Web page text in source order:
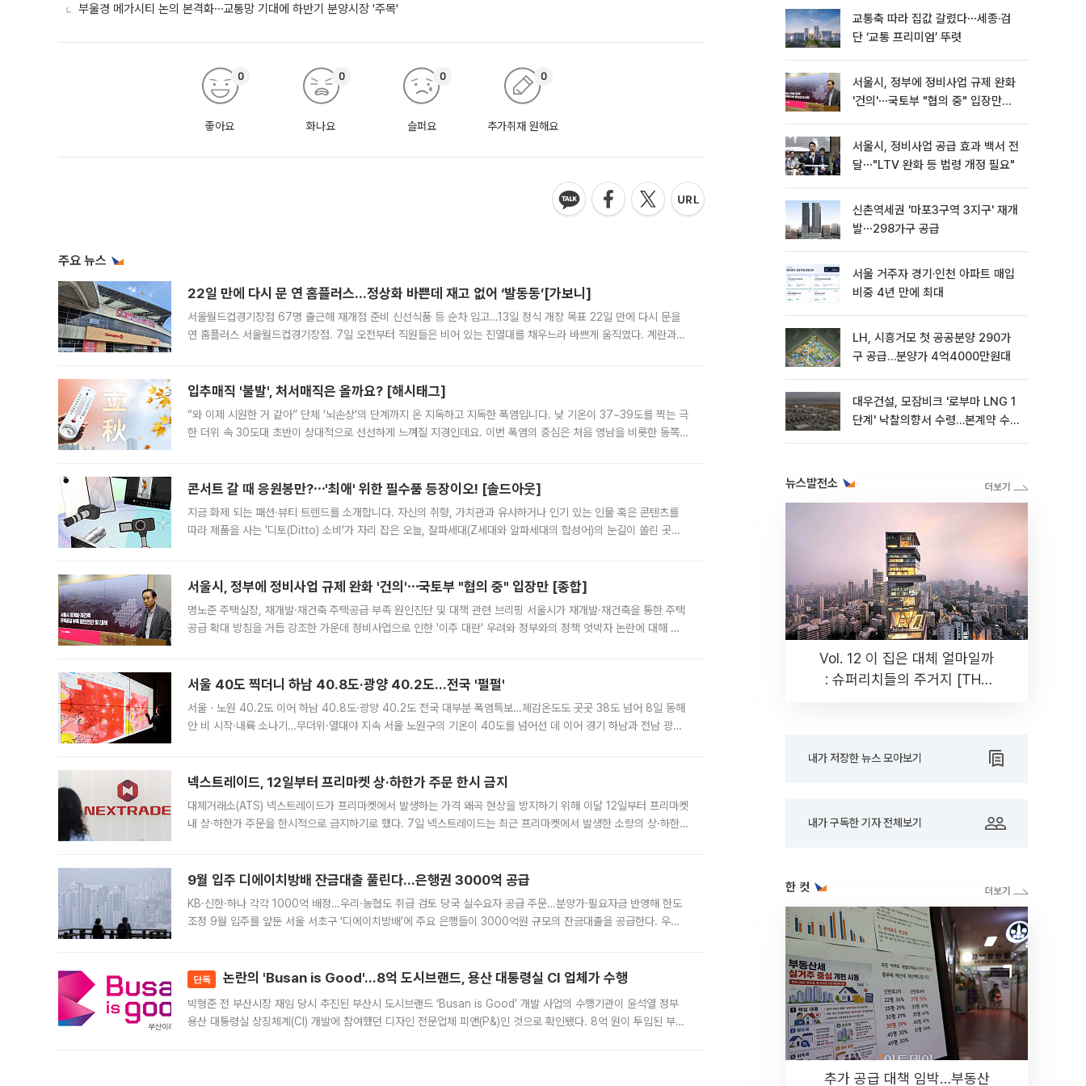
부울경 메가시티 논의 본격화⋯교통망 기대에 하반기 분양시장 '주목'
좋아요
0
화나요
0
슬퍼요
0
추가취재 원해요
0
주요 뉴스
22일 만에 다시 문 연 홈플러스…정상화 바쁜데 재고 없어 ‘발동동’[가보니]
서울월드컵경기장점 67명 출근해 재개점 준비 신선식품 등 순차 입고…13일 정식 개장 목표 22일 만에 다시 문을
연 홈플러스 서울월드컵경기장점. 7일 오전부터 직원들은 비어 있는 진열대를 채우느라 바쁘게 움직였다. 계란과
입추매직 '불발', 처서매직은 올까요? [해시태그]
“와 이제 시원한 거 같아” 단체 ‘뇌손상’의 단계까지 온 지독하고 지독한 폭염입니다. 낮 기온이 37~39도를 찍는 극
한 더위 속 30도대 초반이 상대적으로 선선하게 느껴질 지경인데요. 이번 폭염의 중심은 처음 영남을 비롯한 동쪽
콘서트 갈 때 응원봉만?⋯'최애' 위한 필수품 등장이오! [솔드아웃]
지금 화제 되는 패션·뷰티 트렌드를 소개합니다. 자신의 취향, 가치관과 유사하거나 인기 있는 인물 혹은 콘텐츠를
따라 제품을 사는 '디토(Ditto) 소비'가 자리 잡은 오늘, 잘파세대(Z세대와 알파세대의 합성어)의 눈길이 쏠린 곳은
서울시, 정부에 정비사업 규제 완화 '건의'⋯국토부 "협의 중" 입장만 [종합]
명노준 주택실장, 재개발·재건축 주택공급 부족 원인진단 및 대책 관련 브리핑 서울시가 재개발·재건축을 통한 주택
공급 확대 방침을 거듭 강조한 가운데 정비사업으로 인한 '이주 대란' 우려와 정부와의 정책 엇박자 논란에 대해 정
서울 40도 찍더니 하남 40.8도·광양 40.2도…전국 '펄펄'
서울ㆍ노원 40.2도 이어 하남 40.8도·광양 40.2도 전국 대부분 폭염특보…체감온도도 곳곳 38도 넘어 8일 동해
안 비 시작·내륙 소나기…무더위·열대야 지속 서울 노원구의 기온이 40도를 넘어선 데 이어 경기 하남과 전남 광양
넥스트레이드, 12일부터 프리마켓 상·하한가 주문 한시 금지
대체거래소(ATS) 넥스트레이드가 프리마켓에서 발생하는 가격 왜곡 현상을 방지하기 위해 이달 12일부터 프리마켓
내 상·하한가 주문을 한시적으로 금지하기로 했다. 7일 넥스트레이드는 최근 프리마켓에서 발생한 소량의 상·하한
9월 입주 디에이치방배 잔금대출 풀린다…은행권 3000억 공급
KB·신한·하나 각각 1000억 배정…우리·농협도 취급 검토 당국 실수요자 공급 주문…분양가·필요자금 반영해 한도
조정 9월 입주를 앞둔 서울 서초구 ‘디에이치방배’에 주요 은행들이 3000억원 규모의 잔금대출을 공급한다. 우리
단독 논란의 'Busan is Good'…8억 도시브랜드, 용산 대통령실 CI 업체가 수행
박형준 전 부산시장 재임 당시 추진된 부산시 도시브랜드 ‘Busan is Good’ 개발 사업의 수행기관이 윤석열 정부
용산 대통령실 상징체계(CI) 개발에 참여했던 디자인 전문업체 피앤(P&)인 것으로 확인됐다. 8억 원이 투입된 부산
교통축 따라 집값 갈렸다⋯세종·검
단 ‘교통 프리미엄’ 뚜렷
서울시, 정부에 정비사업 규제 완화
'건의'⋯국토부 "협의 중" 입장만
서울시, 정비사업 공급 효과 백서 전
달⋯"LTV 완화 등 법령 개정 필요"
신촌역세권 '마포3구역 3지구' 재개
발⋯298가구 공급
서울 거주자 경기·인천 아파트 매입
비중 4년 만에 최대
LH, 시흥거모 첫 공공분양 290가
구 공급…분양가 4억4000만원대
대우건설, 모잠비크 '로부마 LNG 1
단계' 낙찰의향서 수령…본계약 수
뉴스발전소
Vol. 12 이 집은 대체 얼마일까
: 슈퍼리치들의 주거지 [THE
내가 저장한 뉴스 모아보기
내가 구독한 기자 전체보기
한 컷
추가 공급 대책 임박…부동산